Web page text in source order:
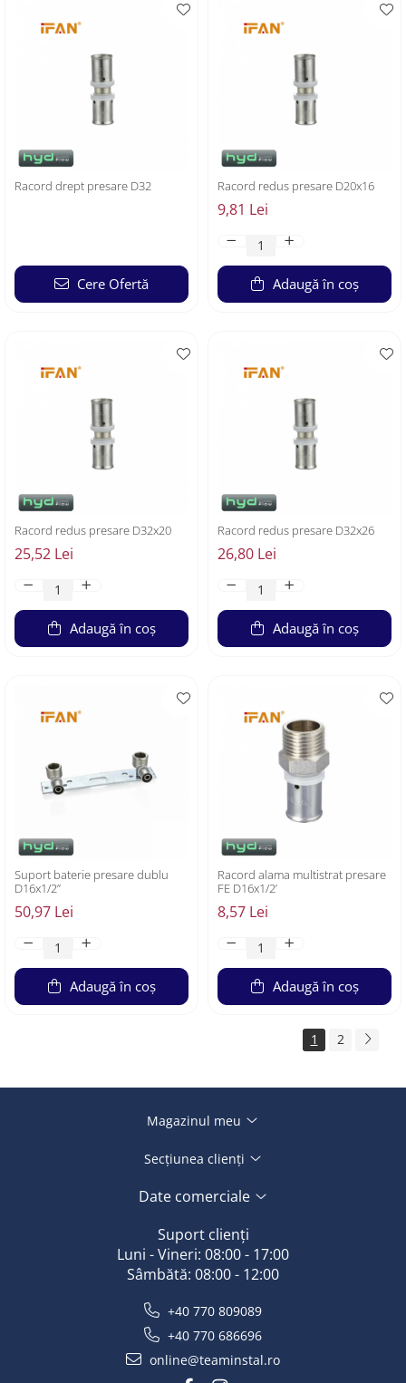
Racord drept presare D32
Cere Ofertă
Racord redus presare D20x16
9,81 Lei
Adaugă în coș
Racord redus presare D32x20
25,52 Lei
Adaugă în coș
Racord redus presare D32x26
26,80 Lei
Adaugă în coș
Suport baterie presare dublu
D16x1/2”
50,97 Lei
Adaugă în coș
Racord alama multistrat presare
FE D16x1/2’
8,57 Lei
Adaugă în coș
1 2
Magazinul meu
Secțiunea clienți
Date comerciale
Suport clienți
Luni - Vineri: 08:00 - 17:00
Sâmbătă: 08:00 - 12:00
+40 770 809089
+40 770 686696
online@teaminstal.ro